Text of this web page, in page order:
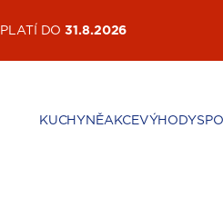
PLATÍ DO31.8.2026
KUCHYNĚAKCEVÝHODY